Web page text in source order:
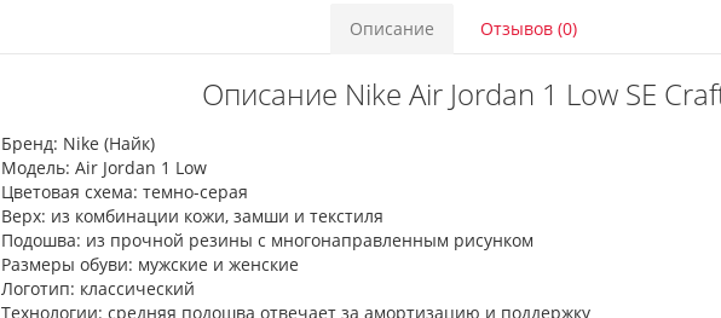
Описание Отзывов (0)
Описание Nike Air Jordan 1 Low SE
Бренд: Nike (Найк)
Модель: Air Jordan 1 Low
Цветовая схема: темно-серая
Верх: из комбинации кожи, замши и текстиля
Подошва: из прочной резины с многонаправленным рисунком
Размеры обуви: мужские и женские
Логотип: классический
Технологии: средняя подошва отвечает за амортизацию и поддержку